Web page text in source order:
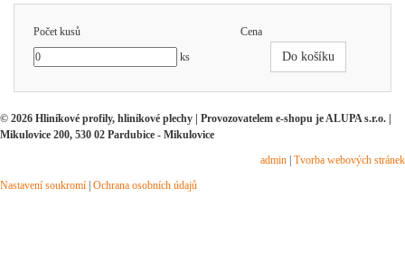
Počet kusů
Cena
ks
Do košíku
© 2026 Hliníkové profily, hliníkové plechy | Provozovatelem e-shopu je ALUPA s.r.o. |
Mikulovice 200, 530 02 Pardubice - Mikulovice
admin Tvorba webových stránek
Nastavení soukromí Ochrana osobních údajů